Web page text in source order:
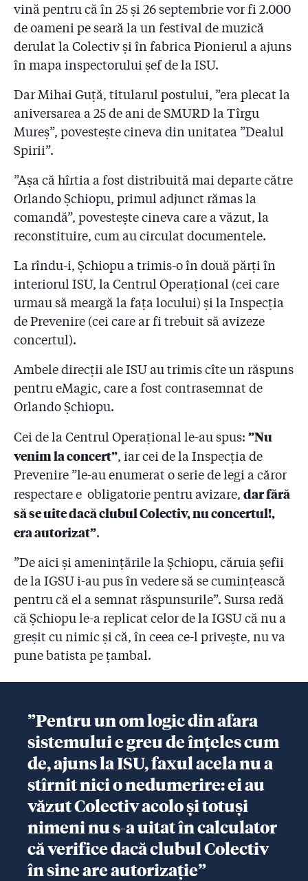
2.22
Supraviețuitorul de la Colectiv a avut dreptate:
conform coordonatelor GPS, două ambulanțe BGS și
Sanador au ajuns în zonă, dar au fost refuzate! Ce
spune Arafat
2.23
#Colectiv - Raed Arafat îi răspunde lui Dacian
Cioloș: ”Și la atentatele din Bruxelles resuscitările s-au
făcut pe caldarâm!”. I-a trimis premierului și poze din
Belgia
am știut că mașinile SMURD nu au GPS! Poate așa se
explică cifrele neclare”
Piedone le-a amenajat un birou în primărie
pompierilor care s-au făcut că verifică ”Colectiv”
2.26
Numele a sute de medici schimbate ca să pice la
comisia ”aranjată” pentru examenul de specializare!
2.27
Doctor care pleacă din țară: ”Când am dat la
facultate, am fost sfătuit să nu merg la medicină dacă
nu am bani sau pile! Am spus atunci că sunt prostii.
2.28
DATE NOI: În ritmul de la Colectiv și până azi, va dura
10 ani până când pompierii vor controla toate cele
27.500 de obiective din București și Ilfov!
Judecătorul aprobase ”supravegherea video și audio”
timp de o lună a lui Condrea! De ce nu l-au filat
procurorii nici măcar în ziua dinaintea arestării, când
a avut loc accidentul?!
2.30 Omorâtă de infecții și mințită!
viața voastră!”
2.32 English title to be translated
vină pentru că în 25 și 26 septembrie vor fi 2.000
de oameni pe seară la un festival de muzică
derulat la Colectiv și în fabrica Pionierul a ajuns
în mapa inspectorului șef de la ISU.
Dar Mihai Guță, titularul postului, ”era plecat la
aniversarea a 25 de ani de SMURD la Tîrgu
Mureș”, povestește cineva din unitatea ”Dealul
Spirii”.
”Așa că hîrtia a fost distribuită mai departe către
Orlando Șchiopu, primul adjunct rămas la
comandă”, povestește cineva care a văzut, la
reconstituire, cum au circulat documentele.
La rîndu-i, Șchiopu a trimis-o în două părți în
interiorul ISU, la Centrul Operațional (cei care
urmau să meargă la fața locului) și la Inspecția
de Prevenire (cei care ar fi trebuit să avizeze
concertul).
Ambele direcții ale ISU au trimis cîte un răspuns
pentru eMagic, care a fost contrasemnat de
Orlando Șchiopu.
Cei de la Centrul Operațional le-au spus: ”Nu
venim la concert”, iar cei de la Inspecția de
Prevenire ”le-au enumerat o serie de legi a căror
respectare e obligatorie pentru avizare, dar fără
să se uite dacă clubul Colectiv, nu concertul!,
era autorizat”.
”De aici și amenințările la Șchiopu, căruia șefii
de la IGSU i-au pus în vedere să se cumințească
pentru că el a semnat răspunsurile”. Sursa redă
că Șchiopu le-a replicat celor de la IGSU că nu a
greșit cu nimic și că, în ceea ce-l privește, nu va
pune batista pe țambal.
”Pentru un om logic din afara
sistemului e greu de înțeles cum
de, ajuns la ISU, faxul acela nu a
stîrnit nici o nedumerire: ei au
văzut Colectiv acolo și totuși
nimeni nu s-a uitat în calculator
că verifice dacă clubul Colectiv
în sine are autorizație”